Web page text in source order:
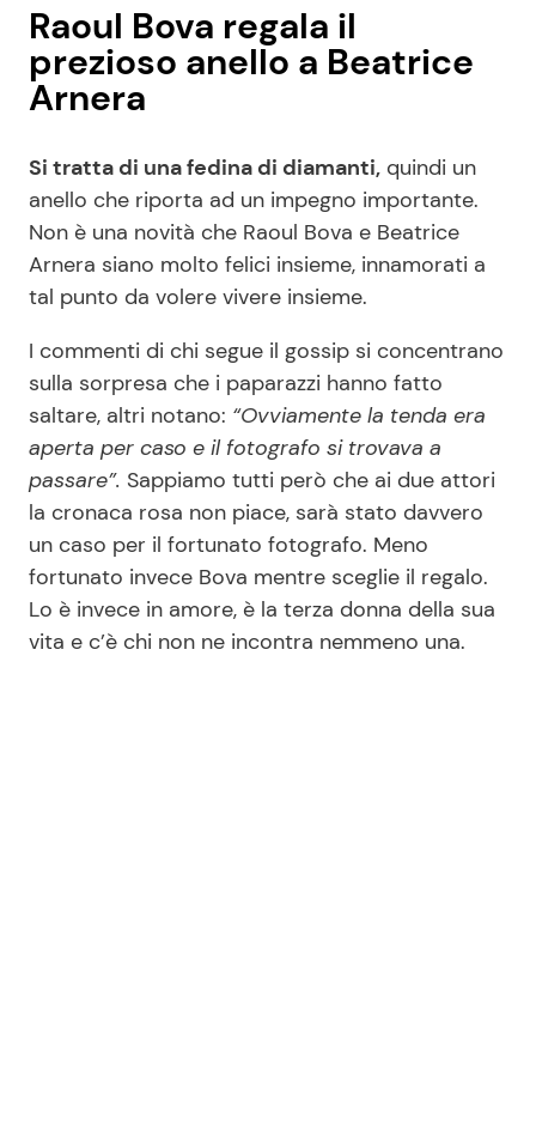
Raoul Bova regala il
prezioso anello a Beatrice
Arnera
Si tratta di una fedina di diamanti, quindi un
anello che riporta ad un impegno importante.
Non è una novità che Raoul Bova e Beatrice
Arnera siano molto felici insieme, innamorati a
tal punto da volere vivere insieme.
I commenti di chi segue il gossip si concentrano
sulla sorpresa che i paparazzi hanno fatto
saltare, altri notano: “Ovviamente la tenda era
aperta per caso e il fotografo si trovava a
passare”. Sappiamo tutti però che ai due attori
la cronaca rosa non piace, sarà stato davvero
un caso per il fortunato fotografo. Meno
fortunato invece Bova mentre sceglie il regalo.
Lo è invece in amore, è la terza donna della sua
vita e c’è chi non ne incontra nemmeno una.